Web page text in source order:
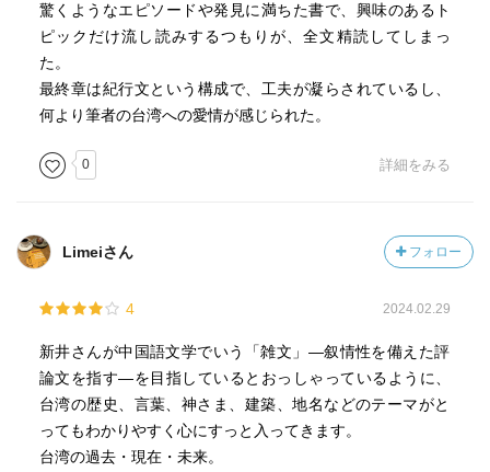
驚くようなエピソードや発見に満ちた書で、興味のあるト
ピックだけ流し読みするつもりが、全文精読してしまっ
た。
最終章は紀行文という構成で、工夫が凝らされているし、
何より筆者の台湾への愛情が感じられた。
0 詳細をみる
Limeiさん フォロー
4 2024.02.29
新井さんが中国語文学でいう「雑文」—叙情性を備えた評
論文を指す—を目指しているとおっしゃっているように、
台湾の歴史、言葉、神さま、建築、地名などのテーマがと
ってもわかりやすく心にすっと入ってきます。
台湾の過去・現在・未来。